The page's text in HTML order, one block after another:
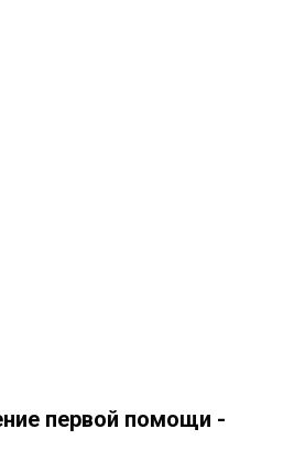
первой помощи -